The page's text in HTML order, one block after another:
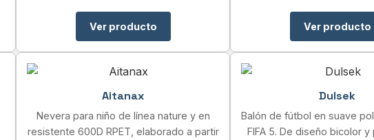
Ver producto Ver producto
Aitanax
Nevera para niño de línea nature y en
resistente 600D RPET, elaborado a partir
Dulsek
Balón de fútbol en suave
FIFA 5. De diseño bicolor